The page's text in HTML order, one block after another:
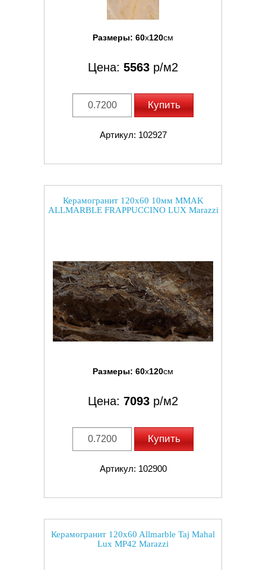
Размеры: 60x120см
Цена: 5563 р/м2
Купить
Артикул: 102927
Керамогранит 120x60 10мм MMAK
ALLMARBLE FRAPPUCCINO LUX Marazzi
Размеры: 60x120см
Цена: 7093 р/м2
Купить
Артикул: 102900
Керамогранит 120x60 Allmarble Taj Mahal
Lux MP42 Marazzi